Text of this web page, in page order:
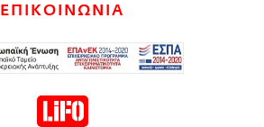
ΕΠΙΚΟΙΝΩΝΙΑ